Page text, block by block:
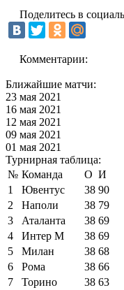
Поделитесь в
Комментарии:
Ближайшие матчи:
23 мая 2021
16 мая 2021
12 мая 2021
09 мая 2021
01 мая 2021
Турнирная таблица:
№ Команда О И
1
Ювентус 38 90
2
Наполи 38 79
3
Аталанта 38 69
4
Интер М 38 69
5
Милан 38 68
6
Рома 38 66
7
Торино 38 63